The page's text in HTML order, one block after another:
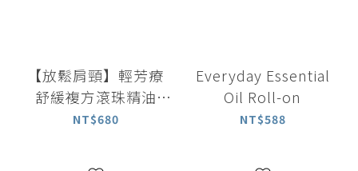
【放鬆肩頸】輕芳療
舒緩複方滾珠精油
5ml｜馬鬱蘭精油 檸
NT$680
Everyday Essential
Oil Roll-on
NT$588